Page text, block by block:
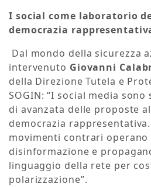
I social come laboratorio
democrazia
Dal mondo della sicurezza
intervenuto Giovanni
della Direzione Tutela e
SOGIN: “I social media
di avanzata delle proposte
democrazia
movimenti contrari operano
disinformazione e
linguaggio della rete per
polarizzazione”.